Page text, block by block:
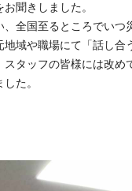
聞きしました。
、全国至るところでいつ
地域や職場にて「話し合
タッフの皆様には改め
た。